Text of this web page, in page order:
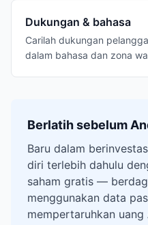
Dukungan & bahasa
Carilah dukungan
dalam bahasa dan zona
Berlatih sebelum
Baru dalam
diri terlebih dahulu
saham gratis —
menggunakan data
mempertaruhkan uang